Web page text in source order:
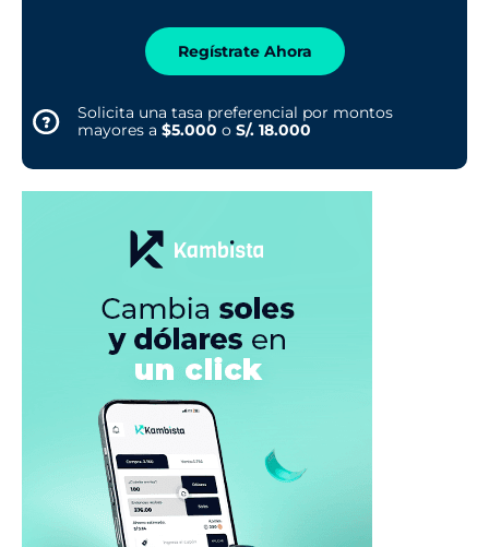
Regístrate Ahora
Solicita una tasa preferencial por montos
mayores a $5.000 o S/. 18.000